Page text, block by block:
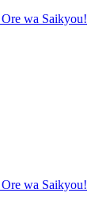
wa Saikyou!
wa Saikyou!